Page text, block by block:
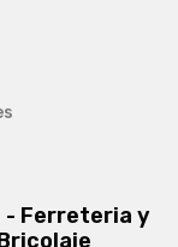
- Ferreteria y